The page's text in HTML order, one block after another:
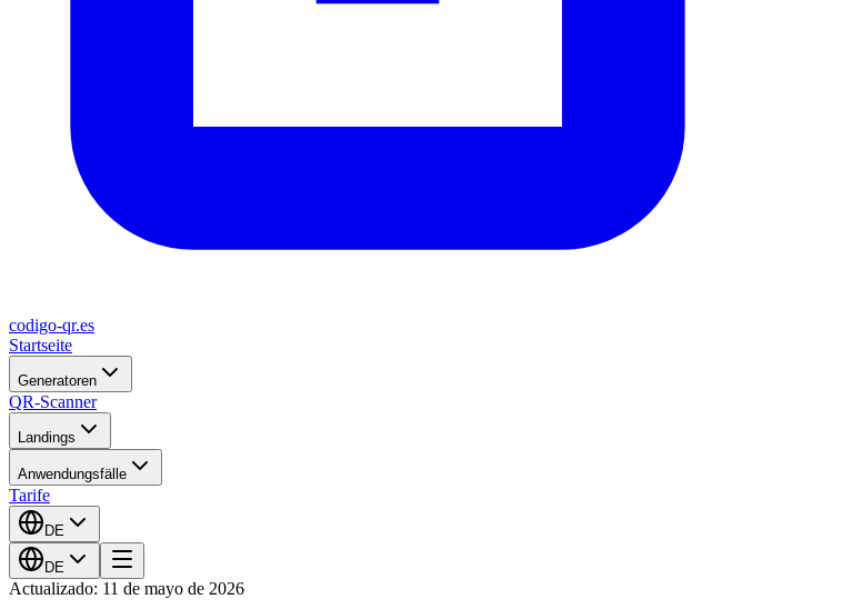
codigo-qr.es
Startseite
Generatoren
QR-Scanner
Landings
Anwendungsfälle
Tarife
DE
DE
Actualizado: 11 de mayo de 2026